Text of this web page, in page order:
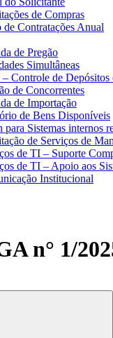
de Compras
de Contratações Anual
de Pregão
Simultâneas
Controle de Depósitos
de Concorrentes
de Importação
de Bens Disponíveis
para Sistemas internos
de Serviços de
de TI – Suporte
de TI – Apoio aos
Institucional
n° 1/